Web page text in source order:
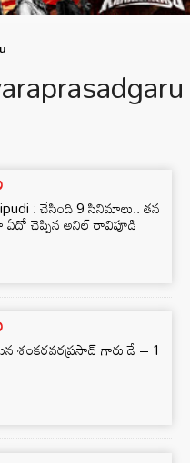
: చేసింది 9 సినిమాలు.. తన
ఏదో చెప్పిన అనిల్ రావిపూడి
శంకరవరప్రసాద్ గారు డే – 1